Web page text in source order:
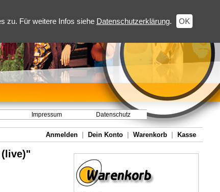
zu. Für weitere Infos siehe Datenschutzerklärung. OK
Impressum Datenschutz
Anmelden Dein Konto Warenkorb Kasse
(live)"